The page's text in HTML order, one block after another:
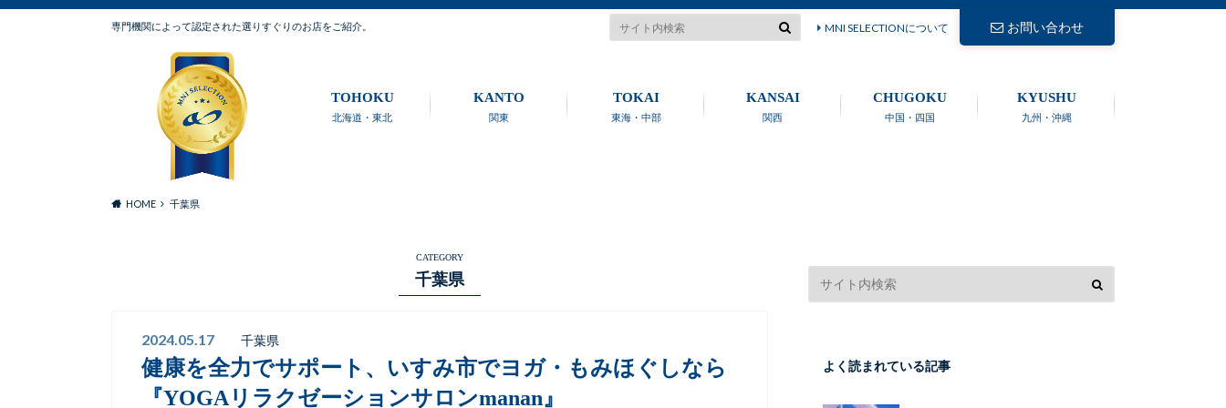
専門機関によって認定された選りすぐりのお店をご紹介。 お問い合わせ
MNI SELECTIONについて
北海道・東北
TOHOKU
関東
KANTO
東海・中部
TOKAI
関西
KANSAI
中国・四国
CHUGOKU
九州・沖縄
KYUSHU
HOME 千葉県
CATEGORY
千葉県
2024.05.17 千葉県
健康を全力でサポート、いすみ市でヨガ・もみほぐしなら
『YOGAリラクゼーションサロンmanan』
よく読まれている記事